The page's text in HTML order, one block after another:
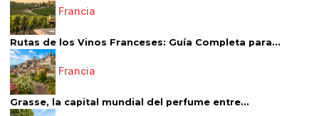
Francia
Rutas de los Vinos Franceses: Guía Completa para...
Francia
Grasse, la capital mundial del perfume entre...